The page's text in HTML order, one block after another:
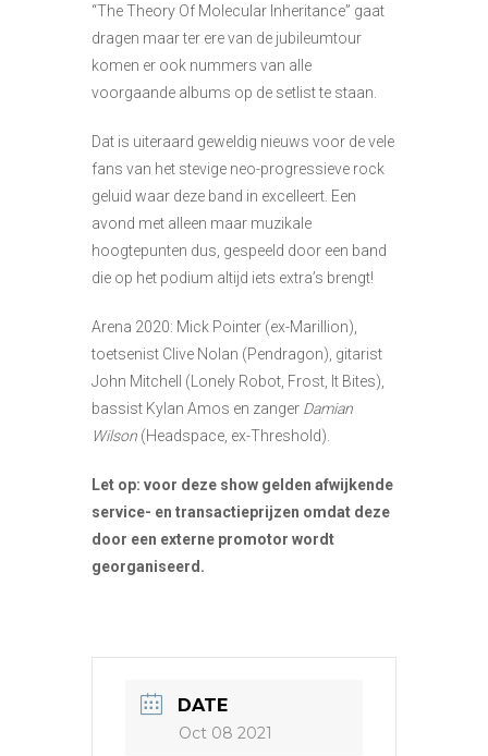
“The Theory Of Molecular Inheritance” gaat
dragen maar ter ere van de jubileumtour
komen er ook nummers van alle
voorgaande albums op de setlist te staan.
Dat is uiteraard geweldig nieuws voor de vele
fans van het stevige neo-progressieve rock
geluid waar deze band in excelleert. Een
avond met alleen maar muzikale
hoogtepunten dus, gespeeld door een band
die op het podium altijd iets extra’s brengt!
Arena 2020: Mick Pointer (ex-Marillion),
toetsenist Clive Nolan (Pendragon), gitarist
John Mitchell (Lonely Robot, Frost, It Bites),
bassist Kylan Amos en zanger Damian
Wilson (Headspace, ex-Threshold).
Let op: voor deze show gelden afwijkende
service- en transactieprijzen omdat deze
door een externe promotor wordt
georganiseerd.
DATE
Oct 08 2021